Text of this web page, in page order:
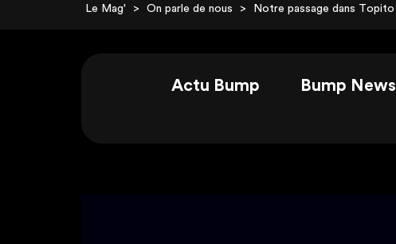
Le Mag' > On parle de nous > Notre passage dans Topito
Actu Bump Bump News